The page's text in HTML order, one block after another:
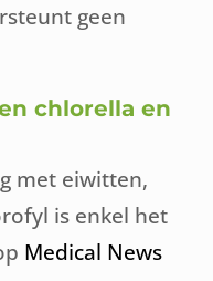
geen
chlorella en
met eiwitten,
is enkel het
Medical News